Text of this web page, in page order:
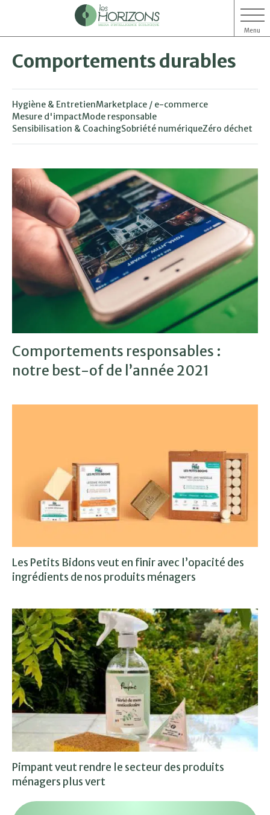
Aller
Aller
Menu
Comportements durables
Hygiène & EntretienMarketplace / e-commerce
Mesure d'impactMode responsable
Sensibilisation & CoachingSobriété numériqueZéro déchet
Comportements responsables :
notre best-of de l’année 2021
Les Petits Bidons veut en finir avec l’opacité des
ingrédients de nos produits ménagers
Pimpant veut rendre le secteur des produits
ménagers plus vert